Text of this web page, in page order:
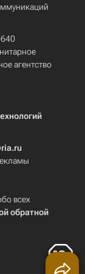
агентство
всех
обратной